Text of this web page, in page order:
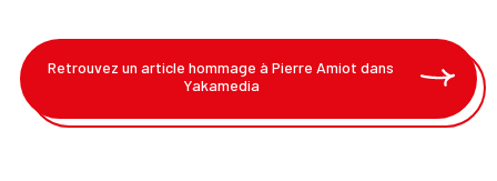
Retrouvez un article hommage à Pierre Amiot dans
Yakamedia